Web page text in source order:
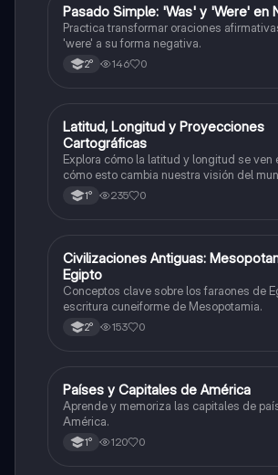
PInglés
Pasado Simple: 'Was' y 'Were' en
Practica transformar oraciones
'were' a su forma negativa.
2° 146 0
LGeografía
Latitud, Longitud y Proyecciones
Cartográficas
Explora cómo la latitud y longitud se ven
cómo esto cambia nuestra visión del
1° 235 0
CHistoria
Civilizaciones Antiguas:
Egipto
Conceptos clave sobre los faraones de
escritura cuneiforme de Mesopotamia.
2° 153 0
PGeografía
Países y Capitales de América
Aprende y memoriza las capitales de
América.
1° 120 0